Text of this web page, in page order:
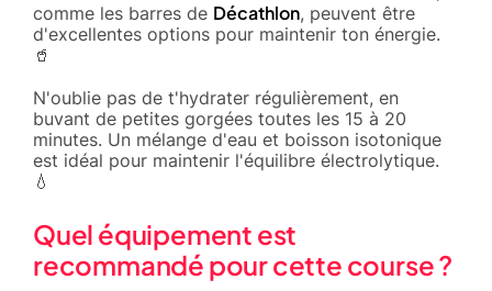
comme les barres de Décathlon, peuvent être
d'excellentes options pour maintenir ton énergie.
🥤
N'oublie pas de t'hydrater régulièrement, en
buvant de petites gorgées toutes les 15 à 20
minutes. Un mélange d'eau et boisson isotonique
est idéal pour maintenir l'équilibre électrolytique.
💧
Quel équipement est
recommandé pour cette course ?